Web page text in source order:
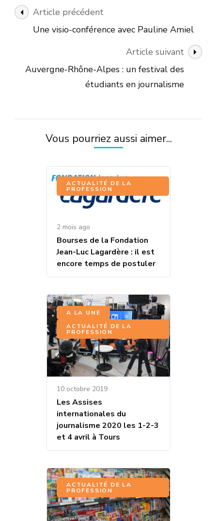
Navigation
des
Article précédent
Une visio-conférence avec Pauline Amiel
Article suivant
Auvergne-Rhône-Alpes : un festival des
étudiants en journalisme
Vous pourriez aussi aimer...
ACTUALITÉ DE LA
PROFESSION
2 mois ago
Bourses de la Fondation
Jean-Luc Lagardère : il est
encore temps de postuler
A LA UNE ,
ACTUALITÉ DE LA
PROFESSION
10 octobre 2019
Les Assises
internationales du
journalisme 2020 les 1-2-3
et 4 avril à Tours
ACTUALITÉ DE LA
PROFESSION